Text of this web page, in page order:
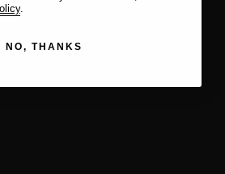
.
NO, THANKS